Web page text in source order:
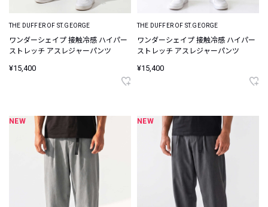
THE DUFFER OF ST.GEORGE
ワンダーシェイプ 接触冷感 ハイパー
ストレッチ アスレジャーパンツ
¥15,400
THE DUFFER OF ST.GEORGE
ワンダーシェイプ 接触冷感 ハイパー
ストレッチ アスレジャーパンツ
¥15,400
NEW NEW